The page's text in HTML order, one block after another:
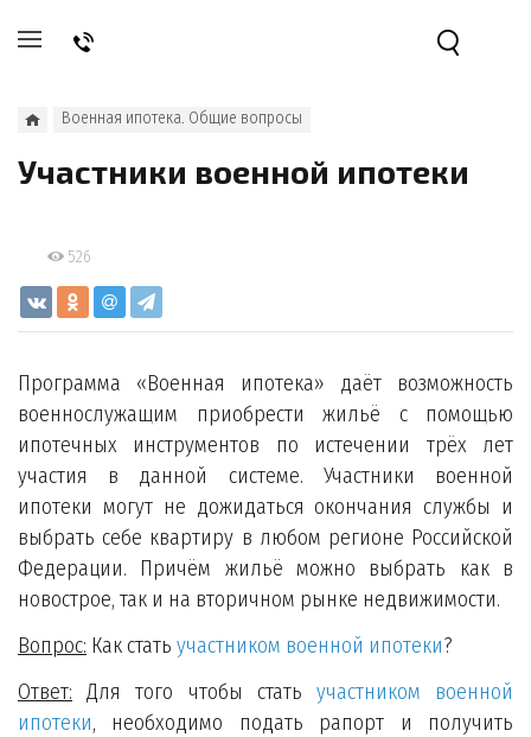
Военная ипотека. Общие вопросы
Участники военной ипотеки
526
Программа «Военная ипотека» даёт возможность
военнослужащим приобрести жильё с помощью
ипотечных инструментов по истечении трёх лет
участия в данной системе. Участники военной
ипотеки могут не дожидаться окончания службы и
выбрать себе квартиру в любом регионе Российской
Федерации. Причём жильё можно выбрать как в
новострое, так и на вторичном рынке недвижимости.
Вопрос: Как стать участником военной ипотеки?
Ответ: Для того чтобы стать участником военной
ипотеки, необходимо подать рапорт и получить